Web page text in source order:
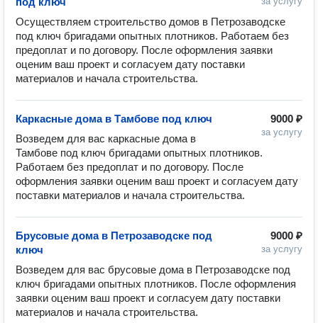
Осуществляем строительство домов в Петрозаводске
под ключ бригадами опытных плотников. Работаем без
предоплат и по договору. После оформления заявки
оценим ваш проект и согласуем дату поставки
9000 ₽
за услугу
Каркасные дома в Тамбове под ключ
Возведем для вас каркасные дома в
Тамбове под ключ бригадами опытных плотников.
Работаем без предоплат и по договору. После
оформления заявки оценим ваш проект и согласуем дату
9000 ₽
за услугу
Брусовые дома в Петрозаводске под
ключ
Возведем для вас брусовые дома в Петрозаводске под
ключ бригадами опытных плотников. После оформления
заявки оценим ваш проект и согласуем дату поставки